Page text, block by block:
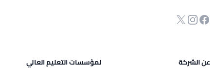
صفحة الفيسبوك
انستجرام
Twitter
عن الشركة
لمؤسسات التعليم العالي